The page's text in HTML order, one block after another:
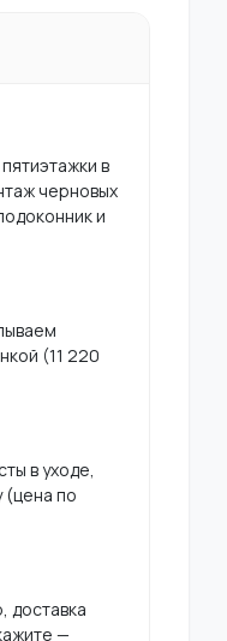
в
черновых
и
(11 220
в уходе,
(цена по
доставка
—